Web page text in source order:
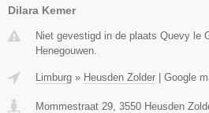
Dilara Kemer
Niet gevestigd in de plaats Quevy le
Henegouwen.
Limburg » Heusden Zolder | Google
Mommestraat 29 3550 Heusden